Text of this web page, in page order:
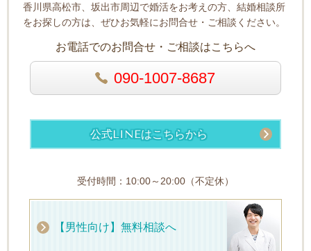
香川県高松市、坂出市周辺で婚活をお考えの方、結婚相談所
をお探しの方は、ぜひお気軽にお問合せ・ご相談ください。
お電話でのお問合せ・ご相談はこちらへ
090-1007-8687
公式LINEはこちらから
受付時間：10:00～20:00（不定休）
【男性向け】無料相談へ